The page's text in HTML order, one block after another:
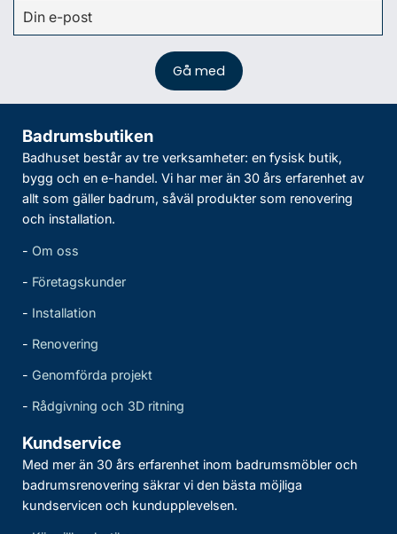
Badrumsbutiken
Badhuset består av tre verksamheter: en fysisk butik,
bygg och en e-handel. Vi har mer än 30 års erfarenhet av
allt som gäller badrum, såväl produkter som renovering
och installation.
- Om oss
- Företagskunder
- Installation
- Renovering
- Genomförda projekt
- Rådgivning och 3D ritning
Kundservice
Med mer än 30 års erfarenhet inom badrumsmöbler och
badrumsrenovering säkrar vi den bästa möjliga
kundservicen och kundupplevelsen.